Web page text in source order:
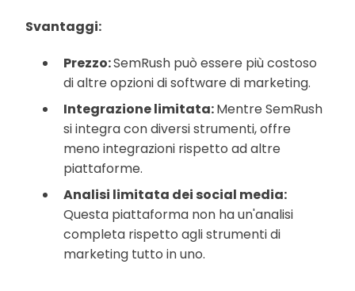
Svantaggi:
Prezzo:SemRush può essere più costoso
di altre opzioni di software di marketing.
Integrazione limitata:Mentre SemRush
si integra con diversi strumenti, offre
meno integrazioni rispetto ad altre
piattaforme.
Analisi limitata dei social media:
Questa piattaforma non ha un'analisi
completa rispetto agli strumenti di
marketing tutto in uno.